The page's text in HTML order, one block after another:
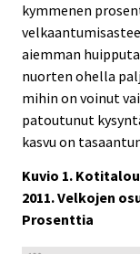
kymmenen
aiemman
nuorten ohella
mihin on voinut
patoutunut
kasvu on
Kuvio 1.
2011. Velkojen
Prosenttia